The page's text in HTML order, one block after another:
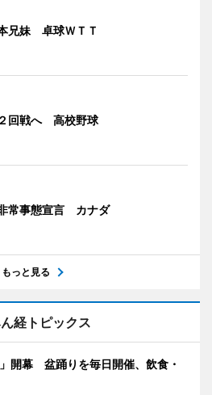
兄妹 卓球ＷＴＴ
回戦へ 高校野球
常事態宣言 カナダ
もっと見る
経トピックス
開幕 盆踊りを毎日開催、飲食・